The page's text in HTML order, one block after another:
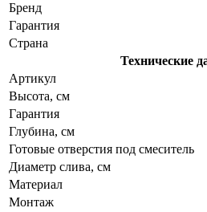
Бренд
Гарантия
Страна
Технические
Артикул
Высота, см
Гарантия
Глубина, см
Готовые отверстия под смеситель
Диаметр слива, см
Материал
Монтаж